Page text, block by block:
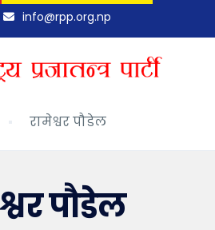
info@rpp.org.np
रामेश्वर पौडेल
पौडेल